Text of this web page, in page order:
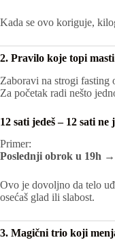
Kada se ovo koriguje,
2. Pravilo koje topi
Zaboravi na strogi fasting
Za početak radi nešto
12 sati jedeš – 12 sati ne
Primer:
Poslednji obrok u 19h
Ovo je dovoljno da telo
osećaš glad ili slabost.
3. Magični trio koji